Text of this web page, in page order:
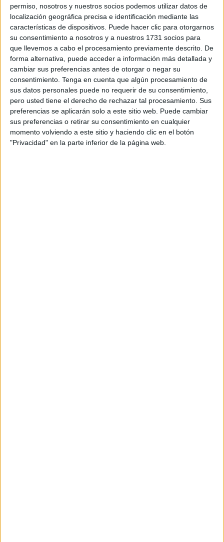
permiso, nosotros y nuestros socios podemos utilizar datos de
localización geográfica precisa e identificación mediante las
características de dispositivos. Puede hacer clic para otorgarnos
su consentimiento a nosotros y a nuestros 1731 socios para
que llevemos a cabo el procesamiento previamente descrito. De
forma alternativa, puede acceder a información más detallada y
cambiar sus preferencias antes de otorgar o negar su
consentimiento. Tenga en cuenta que algún procesamiento de
sus datos personales puede no requerir de su consentimiento,
pero usted tiene el derecho de rechazar tal procesamiento. Sus
preferencias se aplicarán solo a este sitio web. Puede cambiar
sus preferencias o retirar su consentimiento en cualquier
momento volviendo a este sitio y haciendo clic en el botón
"Privacidad" en la parte inferior de la página web.
A post shared by Karim Bouchetata (@karim_bouchetat)